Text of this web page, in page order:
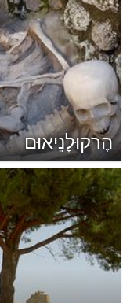
הֶרקוּלָנֵיאוּם